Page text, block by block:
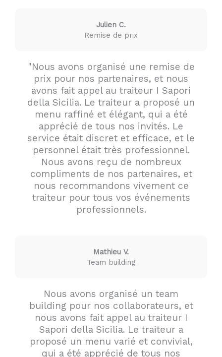
Julien C.
Remise de prix
"Nous avons organisé une remise de
prix pour nos partenaires, et nous
avons fait appel au traiteur I Sapori
della Sicilia. Le traiteur a proposé un
menu raffiné et élégant, qui a été
apprécié de tous nos invités. Le
service était discret et efficace, et le
personnel était très professionnel.
Nous avons reçu de nombreux
compliments de nos partenaires, et
nous recommandons vivement ce
traiteur pour tous vos événements
professionnels.
Nous avons organisé un team
building pour nos collaborateurs, et
nous avons fait appel au traiteur I
Sapori della Sicilia. Le traiteur a
proposé un menu varié et convivial,
qui a été apprécié de tous nos
Mathieu V.
Team building